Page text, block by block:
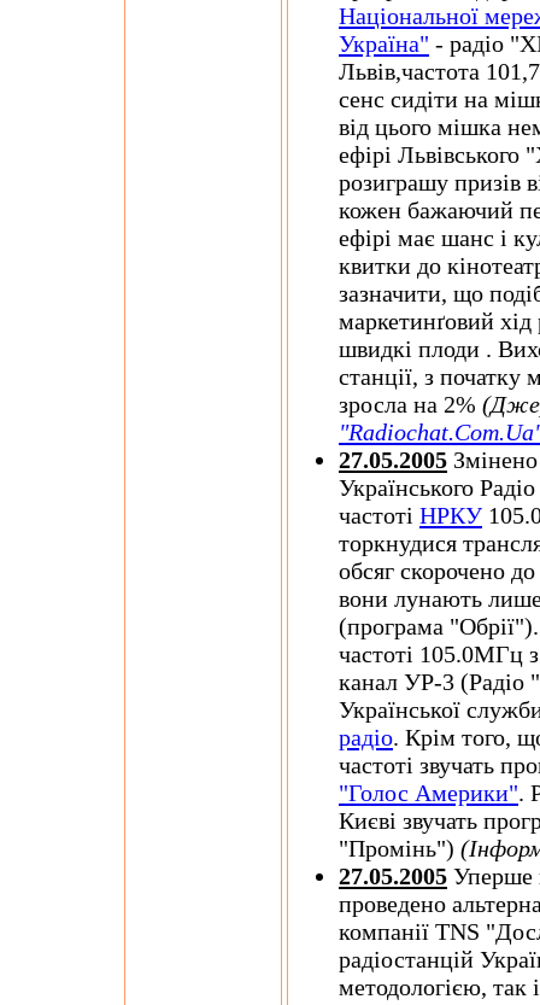
Національної
Україна" - радіо
Львів,частота
сенс сидіти на
від цього мішка
ефірі Львівського
розиграшу призів
кожен бажаючий
ефірі має шанс і
квитки до
зазначити, що
маркетинґовий хід
швидкі плоди .
станції, з початку
зросла на 2%
27.05.2005
Українського
частоті НРКУ
торкнудися
обсяг скорочено
вони лунають
(програма
частоті 105.0МГц
канал УР-3 (Радіо
Української
радіо. Крім того,
частоті звучать
"Голос Америки".
Києві звучать
"Промінь")
27.05.2005 Уперше
проведено
компанії TNS
радіостанцій
методологією, так